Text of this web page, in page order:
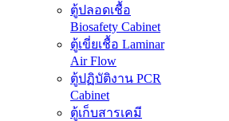
ตู้ปลอดเชื้อ
Biosafety Cabinet
ตู้เขี่ยเชื้อ Laminar
Air Flow
ตู้ปฏิบัติงาน PCR
Cabinet
ตู้เก็บสารเคมี